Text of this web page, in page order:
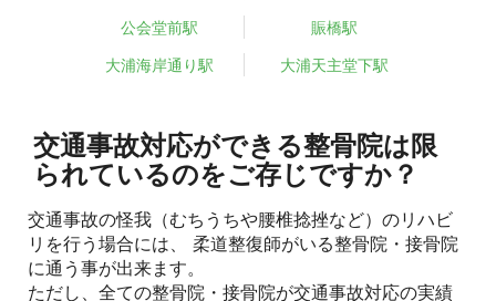
公会堂前駅 賑橋駅
大浦海岸通り駅 大浦天主堂下駅
交通事故対応ができる整骨院は限
られているのをご存じですか？
交通事故の怪我（むちうちや腰椎捻挫など）のリハビ
リを行う場合には、 柔道整復師がいる整骨院・接骨院
に通う事が出来ます。
ただし、全ての整骨院・接骨院が交通事故対応の実績